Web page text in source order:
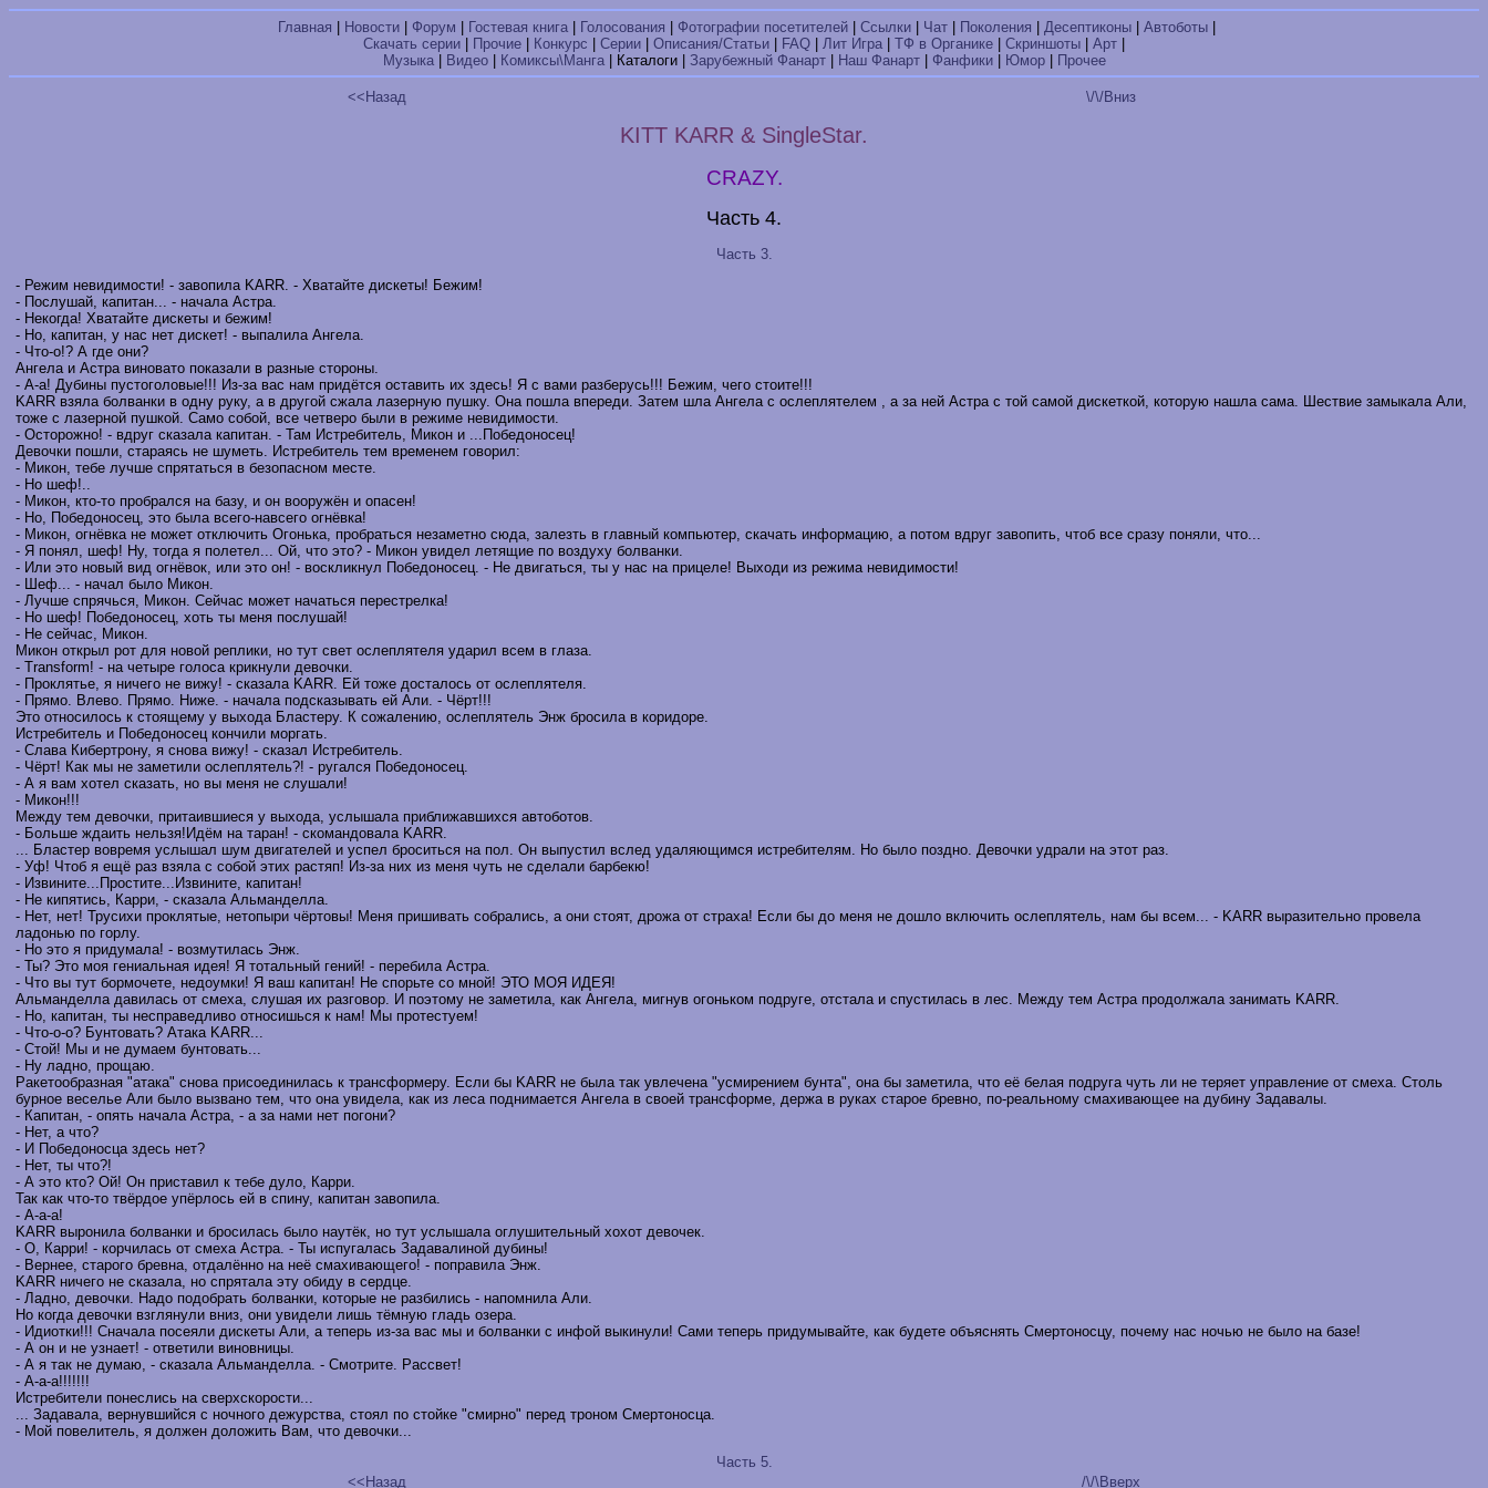
Главная | Новости | Форум | Гостевая книга | Голосования | Фотографии посетителей | Ссылки | Чат | Поколения | Десептиконы | Автоботы |
Скачать серии | Прочие | Конкурс | Серии | Описания/Статьи | FAQ | Лит Игра | ТФ в Органике | Скриншоты | Арт |
Музыка| Видео| Комиксы\Манга| Каталоги | Зарубежный Фанарт| Наш Фанарт| Фанфики| Юмор| Прочее
<<Назад \/\/Вниз
KITT KARR & SingleStar.
CRAZY.
Часть 4.
Часть 3.
- Режим невидимости! - завопила KARR. - Хватайте дискеты! Бежим!
- Послушай, капитан... - начала Астра.
- Некогда! Хватайте дискеты и бежим!
- Но, капитан, у нас нет дискет! - выпалила Ангела.
- Что-о!? А где они?
Ангела и Астра виновато показали в разные стороны.
- А-а! Дубины пустоголовые!!! Из-за вас нам придётся оставить их здесь! Я с вами разберусь!!! Бежим, чего стоите!!!
KARR взяла болванки в одну руку, а в другой сжала лазерную пушку. Она пошла впереди. Затем шла Ангела с ослеплятелем , а за ней Астра с той самой дискеткой, которую нашла сама. Шествие замыкала Али,
тоже с лазерной пушкой. Само собой, все четверо были в режиме невидимости.
- Осторожно! - вдруг сказала капитан. - Там Истребитель, Микон и ...Победоносец!
Девочки пошли, стараясь не шуметь. Истребитель тем временем говорил:
- Микон, тебе лучше спрятаться в безопасном месте.
- Но шеф!..
- Микон, кто-то пробрался на базу, и он вооружён и опасен!
- Но, Победоносец, это была всего-навсего огнёвка!
- Микон, огнёвка не может отключить Огонька, пробраться незаметно сюда, залезть в главный компьютер, скачать информацию, а потом вдруг завопить, чтоб все сразу поняли, что...
- Я понял, шеф! Ну, тогда я полетел... Ой, что это? - Микон увидел летящие по воздуху болванки.
- Или это новый вид огнёвок, или это он! - воскликнул Победоносец. - Не двигаться, ты у нас на прицеле! Выходи из режима невидимости!
- Шеф... - начал было Микон.
- Лучше спрячься, Микон. Сейчас может начаться перестрелка!
- Но шеф! Победоносец, хоть ты меня послушай!
- Не сейчас, Микон.
Микон открыл рот для новой реплики, но тут свет ослеплятеля ударил всем в глаза.
- Transform! - на четыре голоса крикнули девочки.
- Проклятье, я ничего не вижу! - сказала KARR. Ей тоже досталось от ослеплятеля.
- Прямо. Влево. Прямо. Ниже. - начала подсказывать ей Али. - Чёрт!!!
Это относилось к стоящему у выхода Бластеру. К сожалению, ослеплятель Энж бросила в коридоре.
Истребитель и Победоносец кончили моргать.
- Слава Кибертрону, я снова вижу! - сказал Истребитель.
- Чёрт! Как мы не заметили ослеплятель?! - ругался Победоносец.
- А я вам хотел сказать, но вы меня не слушали!
- Микон!!!
Между тем девочки, притаившиеся у выхода, услышала приближавшихся автоботов.
- Больше ждаить нельзя!Идём на таран! - скомандовала KARR.
... Бластер вовремя услышал шум двигателей и успел броситься на пол. Он выпустил вслед удаляющимся истребителям. Но было поздно. Девочки удрали на этот раз.
- Уф! Чтоб я ещё раз взяла с собой этих растяп! Из-за них из меня чуть не сделали барбекю!
- Извините...Простите...Извините, капитан!
- Не кипятись, Карри, - сказала Альманделла.
- Нет, нет! Трусихи проклятые, нетопыри чёртовы! Меня пришивать собрались, а они стоят, дрожа от страха! Если бы до меня не дошло включить ослеплятель, нам бы всем... - KARR выразительно провела
ладонью по горлу.
- Но это я придумала! - возмутилась Энж.
- Ты? Это моя гениальная идея! Я тотальный гений! - перебила Астра.
- Что вы тут бормочете, недоумки! Я ваш капитан! Не спорьте со мной! ЭТО МОЯ ИДЕЯ!
Альманделла давилась от смеха, слушая их разговор. И поэтому не заметила, как Ангела, мигнув огоньком подруге, отстала и спустилась в лес. Между тем Астра продолжала занимать KARR.
- Но, капитан, ты несправедливо относишься к нам! Мы протестуем!
- Что-о-о? Бунтовать? Атака KARR...
- Стой! Мы и не думаем бунтовать...
- Ну ладно, прощаю.
Ракетообразная "атака" снова присоединилась к трансформеру. Если бы KARR не была так увлечена "усмирением бунта", она бы заметила, что её белая подруга чуть ли не теряет управление от смеха. Столь
бурное веселье Али было вызвано тем, что она увидела, как из леса поднимается Ангела в своей трансформе, держа в руках старое бревно, по-реальному смахивающее на дубину Задавалы.
- Капитан, - опять начала Астра, - а за нами нет погони?
- Нет, а что?
- И Победоносца здесь нет?
- Нет, ты что?!
- А это кто? Ой! Он приставил к тебе дуло, Карри.
Так как что-то твёрдое упёрлось ей в спину, капитан завопила.
- А-а-а!
KARR выронила болванки и бросилась было наутёк, но тут услышала оглушительный хохот девочек.
- О, Карри! - корчилась от смеха Астра. - Ты испугалась Задавалиной дубины!
- Вернее, старого бревна, отдалённо на неё смахивающего! - поправила Энж.
KARR ничего не сказала, но спрятала эту обиду в сердце.
- Ладно, девочки. Надо подобрать болванки, которые не разбились - напомнила Али.
Но когда девочки взглянули вниз, они увидели лишь тёмную гладь озера.
- Идиотки!!! Сначала посеяли дискеты Али, а теперь из-за вас мы и болванки с инфой выкинули! Сами теперь придумывайте, как будете объяснять Смертоносцу, почему нас ночью не было на базе!
- А он и не узнает! - ответили виновницы.
- А я так не думаю, - сказала Альманделла. - Смотрите. Рассвет!
- А-а-а!!!!!!!
Истребители понеслись на сверхскорости...
... Задавала, вернувшийся с ночного дежурства, стоял по стойке "смирно" перед троном Смертоносца.
- Мой повелитель, я должен доложить Вам, что девочки...
Часть 5.
<<Назад
/\/\Вверх